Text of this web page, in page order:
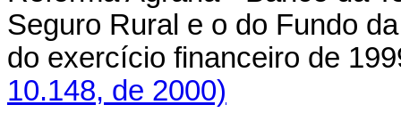
Seguro Rural e o do Fundo
do exercício financeiro de
10.148, de 2000)